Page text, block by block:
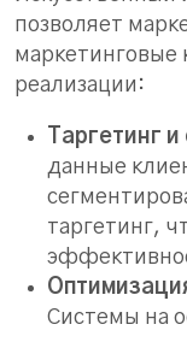
позволяет
маркетинговые
реализации:
Таргетинг
данные
таргетинг,
Системы на